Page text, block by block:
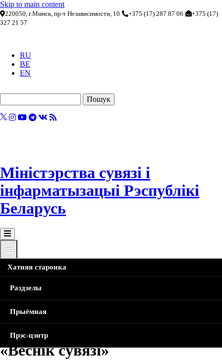
Skip to main content
220050, г.Минск, пр-т Независимости, 10 +375 (17) 287 87 06
+375 (17)
327 21 57
RU
BE
EN
Міністэрства сувязі і
інфарматызацыі Рэспублікі
Беларусь
Хатняя старонка
Раздзелы
Прыёмная
Прэс-цэнтр
Breadcrumb
Хатняя Старонка Навіны
Анонс публікацый
чацвёртага выпуску у 2018 годзе часопіса «Веснiк сувязi»
Анонс публікацый чацвёртага
выпуску у 2018 годзе часопіса
«Веснiк сувязi»